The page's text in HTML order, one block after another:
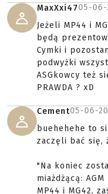
MaxXxi4705-06-
Jeżeli MP44 i
będą
Cymki i
podwyżki
ASGkowcy też
PRAWDA ? xD
Cement05-06-
buehehehe to
zaczęli bać się,
"Na koniec
miażdżącą:
MP44 i MG42,